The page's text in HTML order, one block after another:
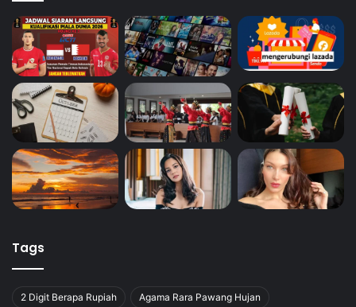
Tags
2 Digit Berapa Rupiah Agama Rara Pawang Hujan